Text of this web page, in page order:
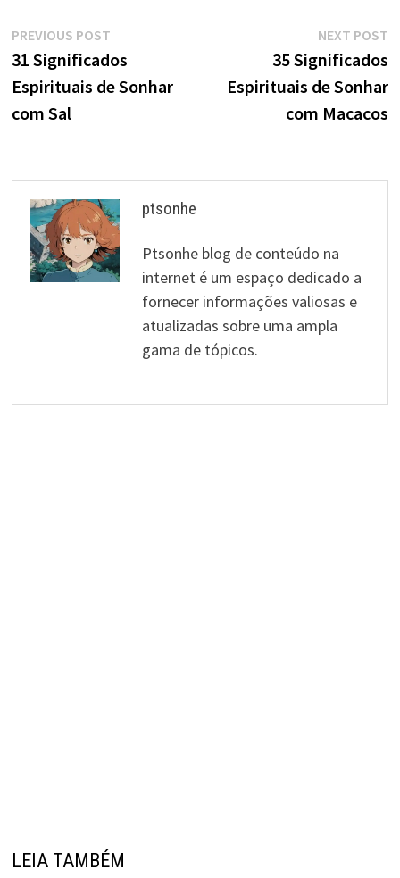
Navegação
de
artigos
PREVIOUS POSTPrevious
post:
31 Significados
Espirituais de Sonhar
com Sal
NEXT POST
35 Significados
Espirituais de Sonhar
com Macacos
ptsonhe
Ptsonhe blog de conteúdo na
internet é um espaço dedicado a
fornecer informações valiosas e
atualizadas sobre uma ampla
gama de tópicos.
LEIA TAMBÉM